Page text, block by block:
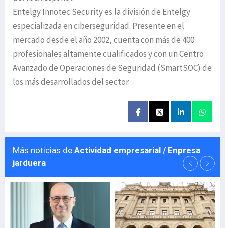
Entelgy Innotec Security es la división de Entelgy
especializada en ciberseguridad. Presente en el
mercado desde el año 2002, cuenta con más de 400
profesionales altamente cualificados y con un Centro
Avanzado de Operaciones de Seguridad (SmartSOC) de
los más desarrollados del sector.
Más noticias de Actividad empresarial / Enpresa
jarduera